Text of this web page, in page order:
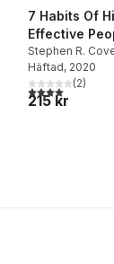
antal röster:
7 Habits Of
Effective
Revised and
Updated
Stephen R.
Sean Covey
Häftad, 2020
4,0utav 5(2)
215 kr